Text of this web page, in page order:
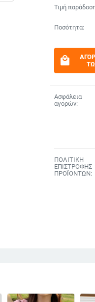
Τιμή
Ποσότητα:
local_mall
Ασφάλεια
αγορών:
ΠΟΛΙΤΙΚΗ
ΕΠΙΣΤΡΟΦΗΣ
ΠΡΟΪΟΝΤΩΝ: